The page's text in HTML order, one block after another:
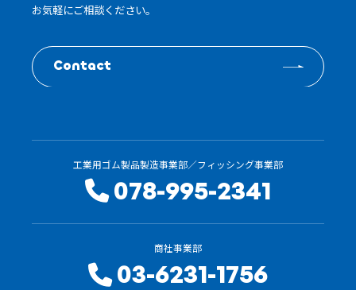
お気軽にご相談ください。
Contact
工業用ゴム製品製造事業部／フィッシング事業部
078-995-2341
商社事業部
03-6231-1756